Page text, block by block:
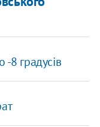
-8 градусів